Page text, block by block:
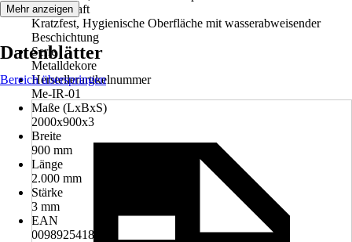
Eigenschaft
Kratzfest, Hygienische Oberfläche mit wasserabweisender
Beschichtung
Serie
Metalldekore
Herstellerartikelnummer
Me-IR-01
Maße (LxBxS)
2000x900x3
Breite
900 mm
Länge
2.000 mm
Stärke
3 mm
EAN
0098925418222
Mehr anzeigen
Datenblätter
Bereich überspringen